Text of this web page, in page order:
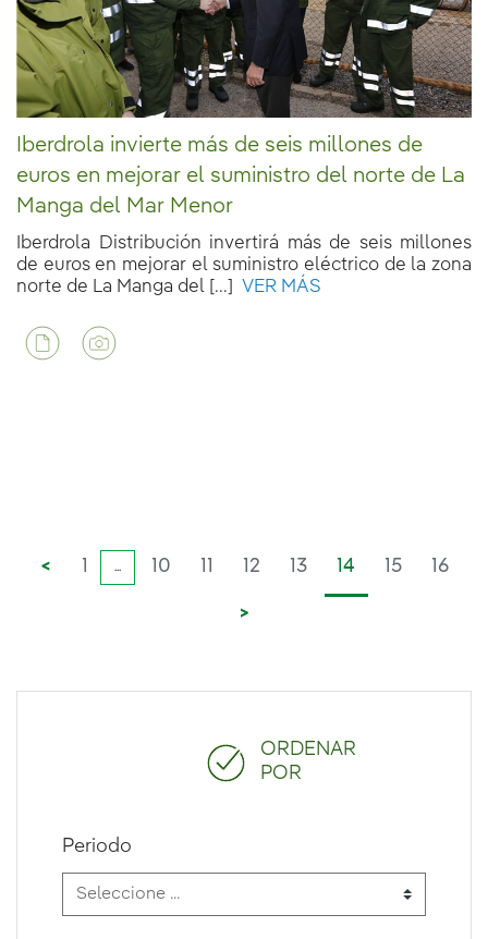
ORDENAR
POR
Periodo
Iberdrola invierte más de seis millones de
euros en mejorar el suministro del norte de La
Manga del Mar Menor
Iberdrola Distribución invertirá más de seis millones
de euros en mejorar el suministro eléctrico de la zona
norte de La Manga del [...]
VER MÁS
< 1 ... 10 11 12 13 14 15 16
>